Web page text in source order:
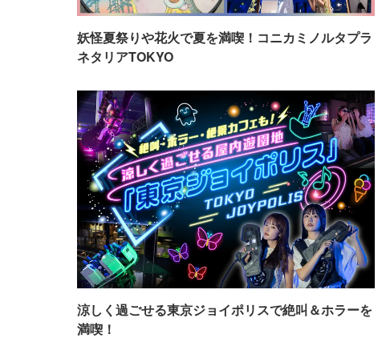
妖怪夏祭りや花火で夏を満喫！コニカミノルタプラ
ネタリアTOKYO
涼しく過ごせる東京ジョイポリスで絶叫＆ホラーを
満喫！